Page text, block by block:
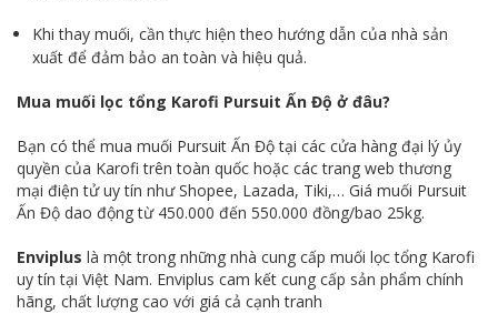
Khi thay muối, cần thực hiện theo hướng dẫn của nhà sản
xuất để đảm bảo an toàn và hiệu quả.
Mua muối lọc tổng Karofi Pursuit Ấn Độ ở đâu?
Bạn có thể mua muối Pursuit Ấn Độ tại các cửa hàng đại lý ủy
quyền của Karofi trên toàn quốc hoặc các trang web thương
mại điện tử uy tín như Shopee, Lazada, Tiki,… Giá muối Pursuit
Ấn Độ dao động từ 450.000 đến 550.000 đồng/bao 25kg.
Enviplus là một trong những nhà cung cấp muối lọc tổng Karofi
uy tín tại Việt Nam. Enviplus cam kết cung cấp sản phẩm chính
hãng, chất lượng cao với giá cả cạnh tranh